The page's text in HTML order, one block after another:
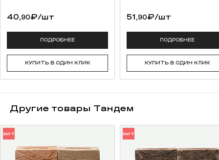
40,90₽/шт
ПОДРОБНЕЕ
КУПИТЬ В ОДИН КЛИК
51,90₽/шт
ПОДРОБНЕЕ
КУПИТЬ В ОДИН КЛИК
Другие товары Тандем
ХИТ ХИТ